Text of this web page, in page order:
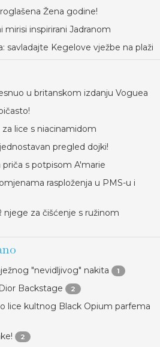
Žena godine!
inspirirani Jadranom
savladajte Kegelove vježbe na plaži
u britanskom izdanju Voguea
lice s niacinamidom
pregled dojki!
s potpisom A'marie
rasploženja u PMS-u i
za čišćenje s ružinom
"nevidljivog" nakita 1
Backstage 2
lice kultnog Black Opium parfema
2